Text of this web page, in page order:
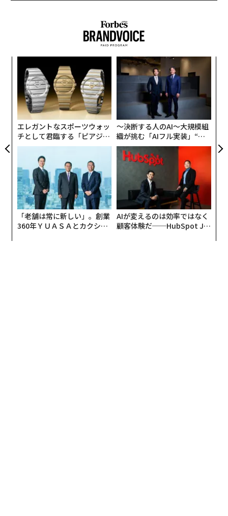
エレガントなスポーツウォッ
チとして君臨する「ピアジ
ェ」ポロの魅力
〜決断する人のAI〜大規模組
織が挑む「AIフル実装」“使
う”企業から“動く”企業へ【N
TTドコモビジネス×PwC】
「老舗は常に新しい」。創業
360年ＹＵＡＳＡとカクシン
AIが変えるのは効率ではなく
顧客体験だ──HubSpot Ja